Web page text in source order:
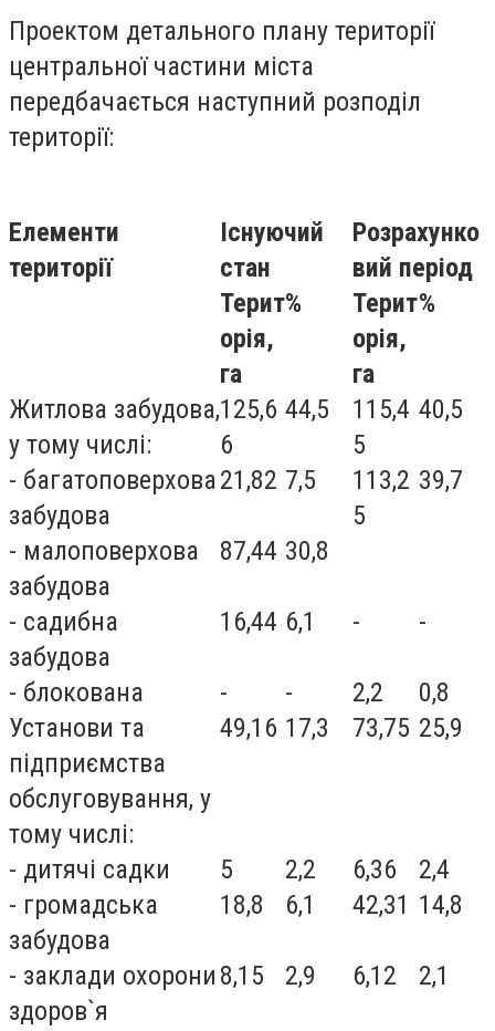
Проектом детального плану території
центральної частини міста
передбачається наступний розподіл
території:
Елементи
території
Існуючий
стан
Розрахунко
вий період
Терит
орія,
га
%
Терит
орія,
га
%
Житлова забудова,
у тому числі:
125,6
6
44,5
115,4
5
40,5
- багатоповерхова
забудова
21,82 7,5
113,2
5
39,7
- малоповерхова
забудова
87,44 30,8
- садибна
забудова
16,44 6,1 - -
- блокована - - 2,2
0,8
Установи та
підприємства
обслуговування, у
тому числі:
49,16 17,3 73,75 25,9
- дитячі садки 5 2,2 6,36
2,4
- громадська
забудова
18,8 6,1 42,31 14,8
- заклади охорони
здоров`я
8,15 2,9 6,12 2,1